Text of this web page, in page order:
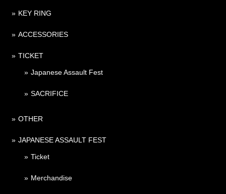
KEY RING
ACCESSORIES
TICKET
Japanese Assault Fest
SACRIFICE
OTHER
JAPANESE ASSAULT FEST
Ticket
Merchandise